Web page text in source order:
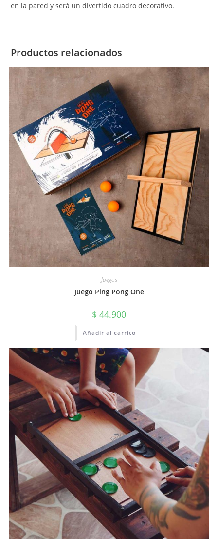
en la pared y será un divertido cuadro decorativo.
Productos relacionados
Juegos
Juego Ping Pong One
$ 44.900
Añadir al carrito